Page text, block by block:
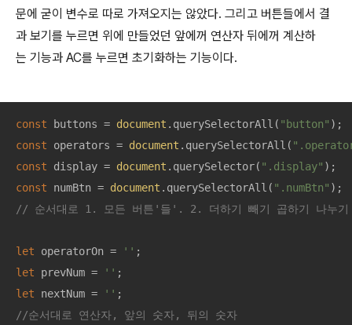
문에 굳이 변수로 따로 가져오지는 않았다. 그리고 버튼들에서 결
과 보기를 누르면 위에 만들었던 앞에꺼 연산자 뒤에꺼 계산하
는 기능과 AC를 누르면 초기화하는 기능이다.
const buttons = document .querySelectorAll( "button"
const operators = document .querySelectorAll(
const display = document .querySelector( ".display"
const numBtn = document .querySelectorAll( ".numBtn"
// 순서대로 1. 모든 버튼'들'. 2. 더하기 빼기 곱하기 나누
let operatorOn = ''
let prevNum = ''
let nextNum = ''
//순서대로 연산자, 앞의 숫자, 뒤의 숫자